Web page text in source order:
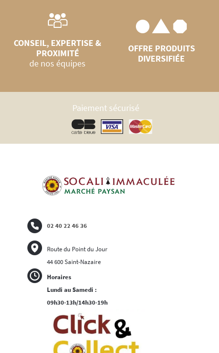
CONSEIL, EXPERTISE &
PROXIMITÉ
de nos équipes
OFFRE PRODUITS
DIVERSIFIÉE
Paiement sécurisé
Horaires
Lundi au Samedi :
09h30-13h/14h30-19h
02 40 22 46 36
Route du Point du Jour
44 600 Saint-Nazaire